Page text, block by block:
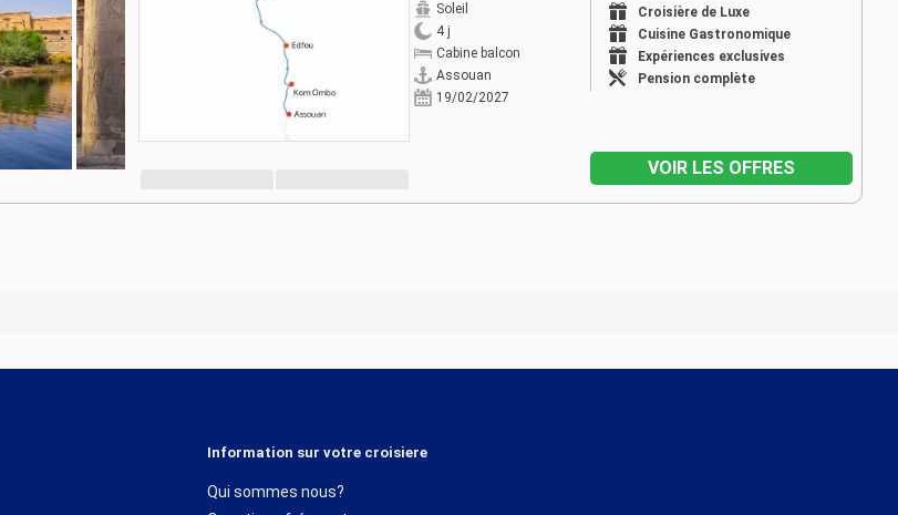
Soleil
4 j
Cabine balcon
Assouan
19/02/2027
Croisière de Luxe
Cuisine Gastronomique
Expériences exclusives
Pension complète
VOIR LES OFFRES
Information sur votre croisiere
Qui sommes nous?